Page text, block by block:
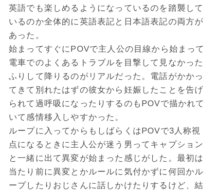
英語でも楽しめるようになっているのを踏襲して
いるのか全体的に英語表記と日本語表記の両方が
あった。
始まってすぐにPOVで主人公の目線から始まって
電車でのよくあるトラブルを目撃して見なかった
ふりして降りるのがリアルだった。電話がかかっ
てきて別れたはずの彼女から妊娠したことを告げ
られて過呼吸になったりするのもPOVで描かれて
いて感情移入しやすかった。
ループに入ってからもしばらくはPOVで3人称視
点になるときに主人公が迷う男ってキャプション
と一緒に出て異変が始まった感じがした。最初は
当たり前に異変とかルールに気付かずに何回かル
ープしたりおじさんに話しかけたりするけど、結